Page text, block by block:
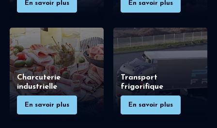
En savoir plus En savoir plus
Charcuterie
industrielle
En savoir plus
Transport
frigorifique
En savoir plus